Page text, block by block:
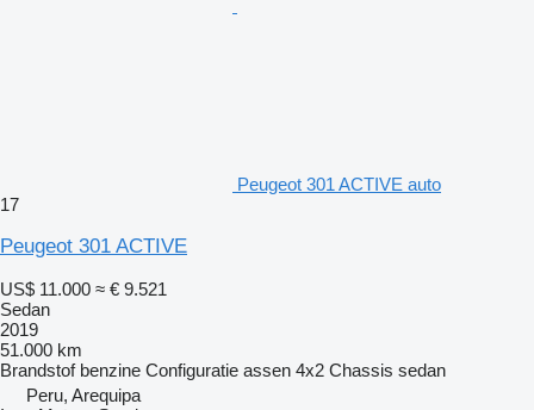
Peugeot 301 ACTIVE auto
17
Peugeot 301 ACTIVE
US$ 11.000 ≈ € 9.521
Sedan
2019
51.000 km
Brandstof benzine Configuratie assen 4x2 Chassis sedan
Peru, Arequipa